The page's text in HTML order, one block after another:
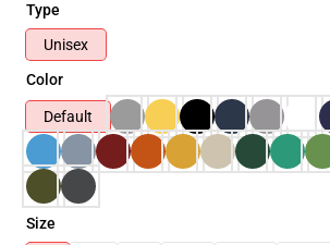
Type
Unisex
Color
Default
Size